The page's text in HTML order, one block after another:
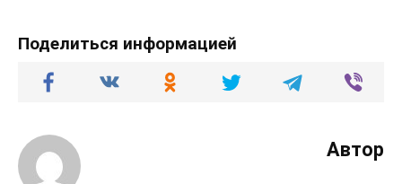
Поделиться информацией
Автор